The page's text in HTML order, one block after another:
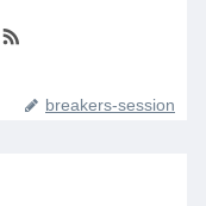
breakers-session